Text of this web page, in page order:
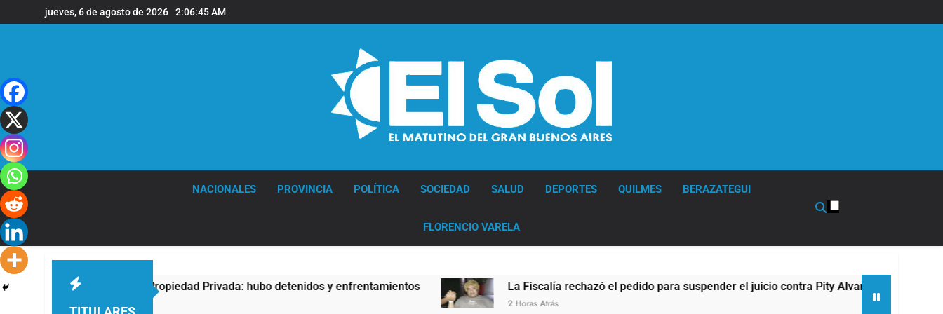
al
jueves, 6 de agosto de 2026 2:06:46 AM
NACIONALES PROVINCIA POLÍTICA SOCIEDAD SALUD DEPORTES QUILMES BERAZATEGUI
FLORENCIO VARELA
contra la Ley de Propiedad Privada: hubo detenidos y enfrentamientos La Fiscalía rechazó el pedido para suspender el juicio contra Pity Alvarez
2 Horas Atrás